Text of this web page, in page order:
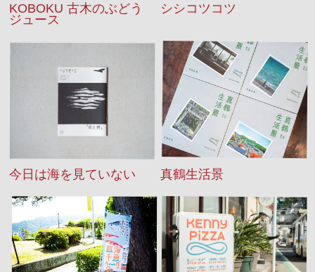
KOBOKU 古木のぶどう
ジュース
シシコツコツ
今日は海を見ていない 真鶴生活景